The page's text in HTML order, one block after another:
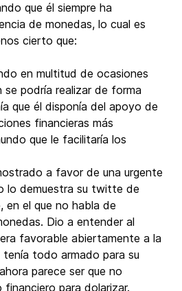
que él siempre ha
de monedas, lo cual es
cierto que:
en multitud de ocasiones
se podría realizar de forma
que él disponía del apoyo de
financieras más
que le facilitaría los
a favor de una urgente
lo demuestra su twitte de
en el que no habla de
Dio a entender al
favorable abiertamente a la
todo armado para su
parece ser que no
para dolarizar.